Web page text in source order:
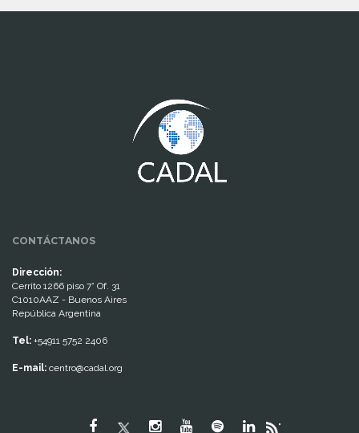
CONTÁCTANOS
Dirección:
Cerrito 1266 piso 7° Of. 31
C1010AAZ - Buenos Aires
República Argentina
Tel: +54911 5752 2406
E-mail: centro@cadal.org
"